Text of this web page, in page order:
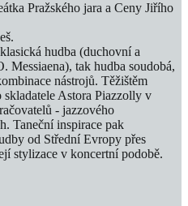
Pražského jara a Ceny Jiřího
hudba (duchovní a
Messiaena), tak hudba soudobá,
nástrojů. Těžištěm
Astora Piazzolly v
- jazzového
Taneční inspirace pak
od Střední Evropy přes
stylizace v koncertní podobě.